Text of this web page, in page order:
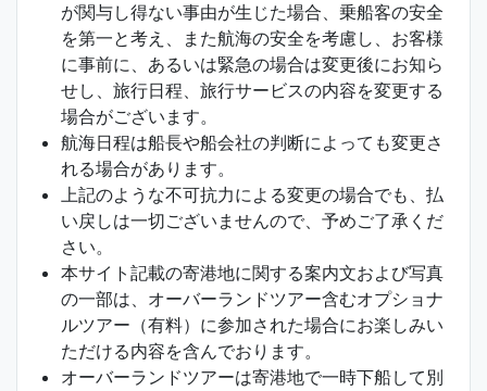
が関与し得ない事由が生じた場合、乗船客の安全
を第一と考え、また航海の安全を考慮し、お客様
に事前に、あるいは緊急の場合は変更後にお知ら
せし、旅行日程、旅行サービスの内容を変更する
場合がございます。
航海日程は船長や船会社の判断によっても変更さ
れる場合があります。
上記のような不可抗力による変更の場合でも、払
い戻しは一切ございませんので、予めご了承くだ
さい。
本サイト記載の寄港地に関する案内文および写真
の一部は、オーバーランドツアー含むオプショナ
ルツアー（有料）に参加された場合にお楽しみい
ただける内容を含んでおります。
オーバーランドツアーは寄港地で一時下船して別